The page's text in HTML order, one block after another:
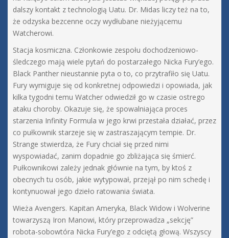
dalszy kontakt z technologią Uatu. Dr. Midas liczy też na to,
że odzyska bezcenne oczy wydłubane nieżyjącemu
Watcherowi.
Stacja kosmiczna. Członkowie zespołu dochodzeniowo-
śledczego mają wiele pytań do postarzałego Nicka Fury’ego.
Black Panther nieustannie pyta o to, co przytrafiło się Uatu.
Fury wymiguje się od konkretnej odpowiedzi i opowiada, jak
kilka tygodni temu Watcher odwiedził go w czasie ostrego
ataku choroby. Okazuje się, że spowalniająca proces
starzenia Infinity Formula w jego krwi przestała działać, przez
co pułkownik starzeje się w zastraszającym tempie. Dr.
Strange stwierdza, że Fury chciał się przed nimi
wyspowiadać, zanim dopadnie go zbliżająca się śmierć.
Pułkownikowi zależy jednak głównie na tym, by ktoś z
obecnych tu osób, jakie wytypował, przejął po nim schedę i
kontynuował jego dzieło ratowania świata.
Wieża Avengers. Kapitan Ameryka, Black Widow i Wolverine
towarzyszą Iron Manowi, który przeprowadza „sekcję”
robota-sobowtóra Nicka Fury’ego z odciętą głową. Wszyscy